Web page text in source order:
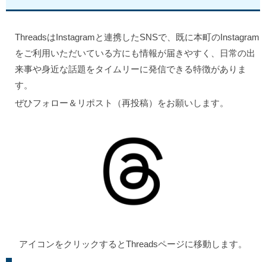
ThreadsはInstagramと連携したSNSで、既に本町のInstagram
をご利用いただいている方にも情報が届きやすく、日常の出
来事や身近な話題をタイムリーに発信できる特徴がありま
す。
ぜひフォロー＆リポスト（再投稿）をお願いします。
アイコンをクリックするとThreadsページに移動します。